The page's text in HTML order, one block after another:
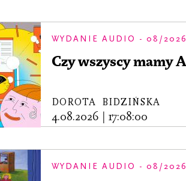
WYDANIE AUDIO - 08/2026
Czy wszyscy mamy
DOROTA BIDZIŃSKA
4.08.2026 17:08:00
WYDANIE AUDIO - 08/2026